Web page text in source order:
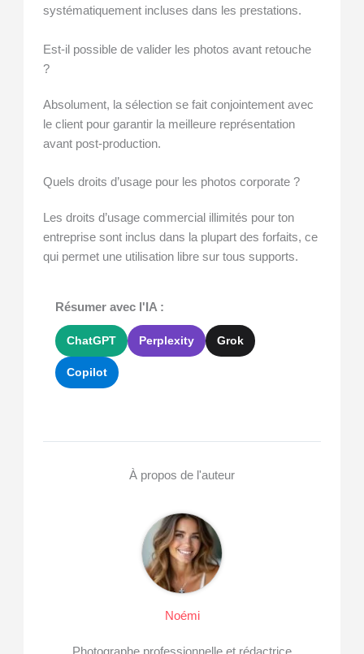
systématiquement incluses dans les prestations.
Est-il possible de valider les photos avant retouche
?
Absolument, la sélection se fait conjointement avec
le client pour garantir la meilleure représentation
avant post-production.
Quels droits d’usage pour les photos corporate ?
Les droits d’usage commercial illimités pour ton
entreprise sont inclus dans la plupart des forfaits, ce
qui permet une utilisation libre sur tous supports.
Résumer avec l'IA :
ChatGPT Perplexity Grok
Copilot
À propos de l'auteur
Noémi